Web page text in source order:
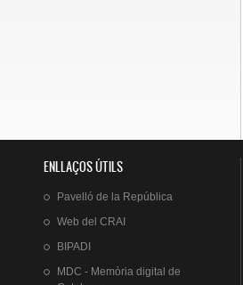
ENLLAÇOS ÚTILS
Pavelló de la República
Web del CRAI
BIPADI
MDC - Memòria digital de